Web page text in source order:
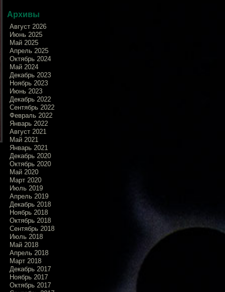
Архивы
Август 2026
Июнь 2025
Май 2025
Апрель 2025
Октябрь 2024
Май 2024
Декабрь 2023
Ноябрь 2023
Июнь 2023
Декабрь 2022
Сентябрь 2022
Февраль 2022
Январь 2022
Август 2021
Май 2021
Январь 2021
Декабрь 2020
Октябрь 2020
Май 2020
Март 2020
Июль 2019
Апрель 2019
Декабрь 2018
Ноябрь 2018
Октябрь 2018
Сентябрь 2018
Июль 2018
Май 2018
Апрель 2018
Март 2018
Декабрь 2017
Ноябрь 2017
Октябрь 2017